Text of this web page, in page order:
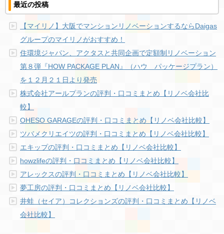
最近の投稿
【マイリノ】大阪でマンションリノベーションするならDaigas
グループのマイリノがおすすめ！
住環境ジャパン、アクタスと共同企画で定額制リノベーション
第８弾『HOW PACKAGE PLAN』（ハウ パッケージプラン）
を１２月２１日より発売
株式会社アールプランの評判・口コミまとめ【リノベ会社比
較】
OHESO GARAGEの評判・口コミまとめ【リノベ会社比較】
ツバメクリエイツの評判・口コミまとめ【リノベ会社比較】
エキップの評判・口コミまとめ【リノベ会社比較】
howzlifeの評判・口コミまとめ【リノベ会社比較】
アレックスの評判・口コミまとめ【リノベ会社比較】
夢工房の評判・口コミまとめ【リノベ会社比較】
井蛙（セイア）コレクションズの評判・口コミまとめ【リノベ
会社比較】